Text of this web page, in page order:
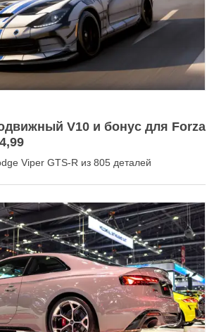
V10 и бонус для Forza
Viper GTS-R из 805 деталей